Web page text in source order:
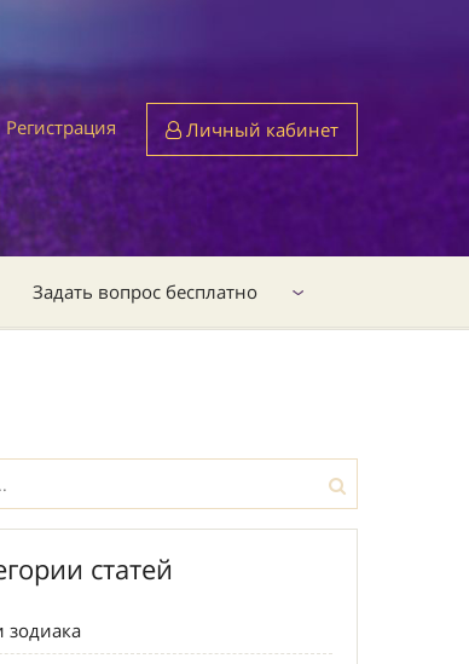
Регистрация Личный кабинет
Задать вопрос бесплатно
статей
зодиака